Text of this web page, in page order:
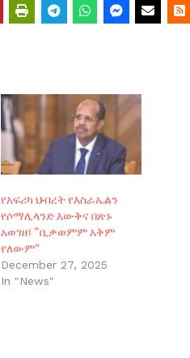
የአፍሪካ ህብረት የእስራኤልን
የሶማሊላንድ እውቅና በጽኑ
አወገዘ፤ “ቢቃወምም አቅም
የለውም”
December 27, 2025
In "News"